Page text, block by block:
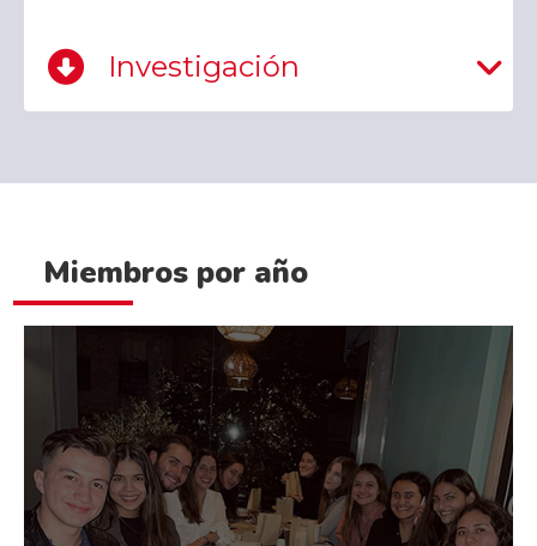
Investigación
Miembros por año